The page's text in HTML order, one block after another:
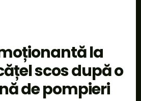
la
scos după o
de pompieri